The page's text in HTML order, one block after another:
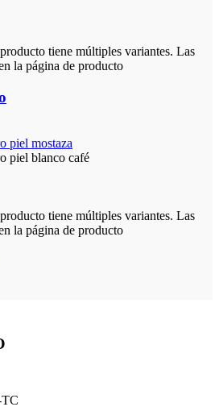
tiene múltiples variantes. Las
la página de producto
tiene múltiples variantes. Las
la página de producto